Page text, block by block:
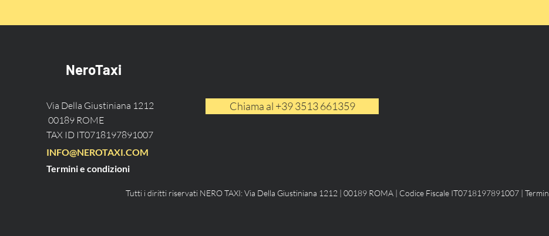
NeroTaxi
Via Della Giustiniana 1212
00189 ROME
TAX ID IT0718197891007
Chiama al +39 3513 661359
INFO@NEROTAXI.COM
Termini e condizioni
Tutti i diritti riservati NERO TAXI:Via Della Giustiniana 1212 | 00189 ROMA | Codice Fiscale IT0718197891007 |